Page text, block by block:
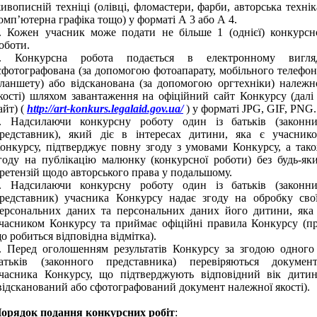
техніці (олівці, фломастери, фарби, авторська
графіка тощо) у форматі А 3 або А 4.
Кожен учасник може подати не більше 1 (однієї)
Конкурсна робота подається в електронному
(за допомогою фотоапарату, мобільного
або відсканована (за допомогою оргтехніки)
шляхом завантаження на офіційний сайт Конкурсу
( http://art-konkurs.legalaid.gov.ua/) у форматі JPG, GIF, PNG.
Надсилаючи конкурсну роботу один із батьків
який діє в інтересах дитини, яка є
підтверджує повну згоду з умовами Конкурсу, а
на публікацію малюнку (конкурсної роботи) без будь-
щодо авторського права у подальшому.
Надсилаючи конкурсну роботу один із батьків
учасника Конкурсу надає згоду на обробку
даних та персональних даних його дитини, яка
Конкурсу та приймає офіційні правила Конкурсу
робиться відповідна відмітка).
Перед оголошенням результатів Конкурсу за згодою
(законного представника) перевіряються
Конкурсу, що підтверджують відповідний вік
або сфотографований документ належної якості).
подання конкурсних робіт: